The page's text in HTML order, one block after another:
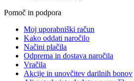
Pomoč in podpora
Moj uporabniški račun
Kako oddati naročilo
Načini plačila
Odprema in dostava naročila
Vračila
Akcije in unovčitev darilnih bonov